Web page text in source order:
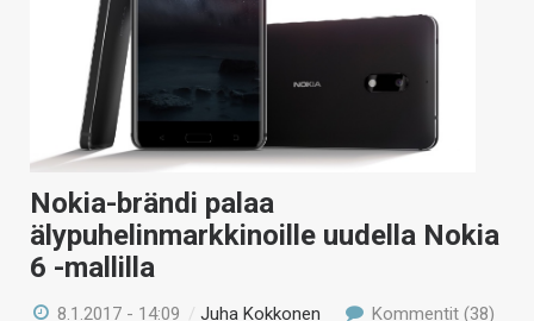
Nokia-brändi palaa
älypuhelinmarkkinoille uudella Nokia
6 -mallilla
8.1.2017 - 14:09 /Juha Kokkonen Kommentit (38)